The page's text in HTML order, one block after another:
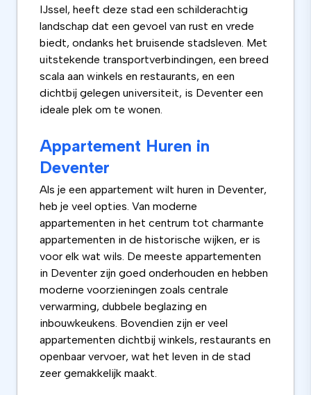
IJssel, heeft deze stad een schilderachtig
landschap dat een gevoel van rust en vrede
biedt, ondanks het bruisende stadsleven. Met
uitstekende transportverbindingen, een breed
scala aan winkels en restaurants, en een
dichtbij gelegen universiteit, is Deventer een
ideale plek om te wonen.
Appartement Huren in
Deventer
Als je een appartement wilt huren in Deventer,
heb je veel opties. Van moderne
appartementen in het centrum tot charmante
appartementen in de historische wijken, er is
voor elk wat wils. De meeste appartementen
in Deventer zijn goed onderhouden en hebben
moderne voorzieningen zoals centrale
verwarming, dubbele beglazing en
inbouwkeukens. Bovendien zijn er veel
appartementen dichtbij winkels, restaurants en
openbaar vervoer, wat het leven in de stad
zeer gemakkelijk maakt.